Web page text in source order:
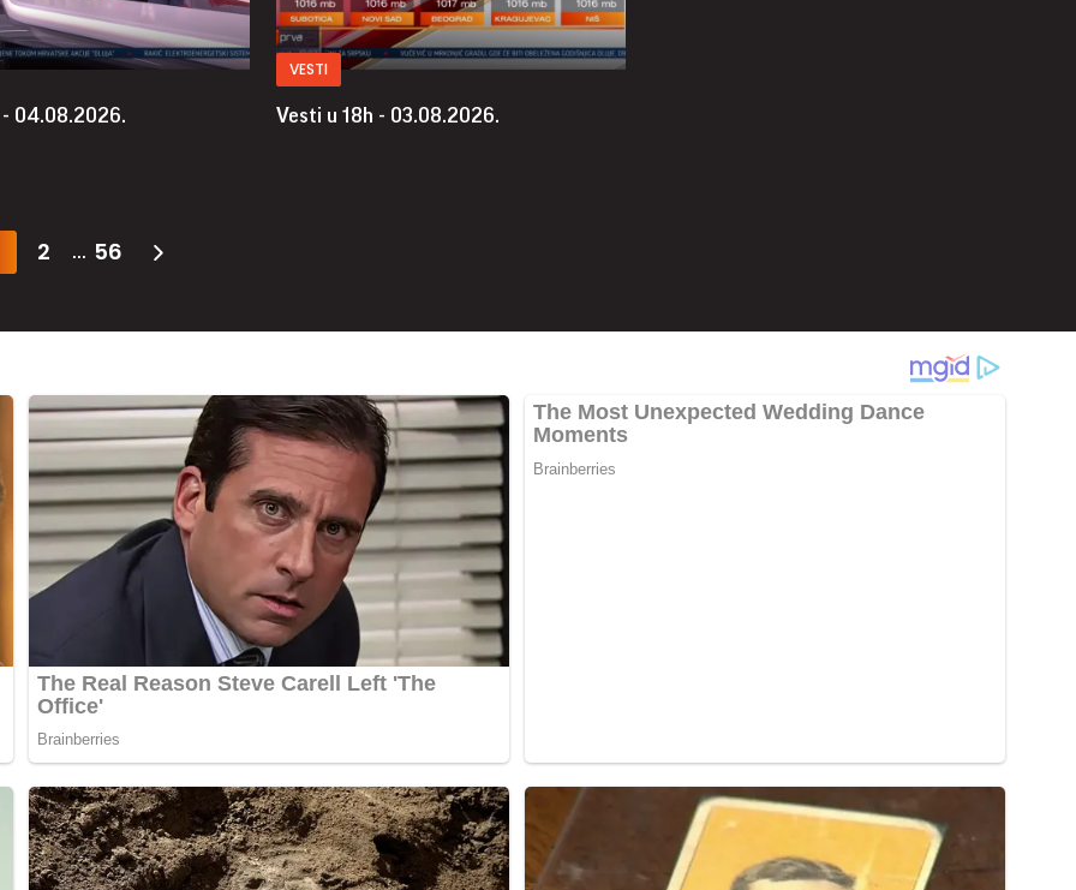
- 04.08.2026.
VESTI
Vesti u 18h - 03.08.2026.
2 ... 56